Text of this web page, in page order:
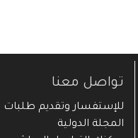
تواصل معنا
للإستفسار وتقديم طلبات
المجلة الدولية